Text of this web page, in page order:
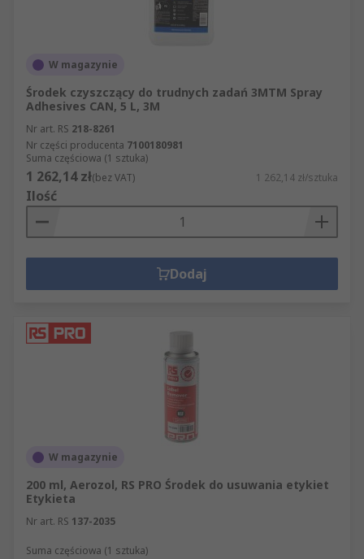
W magazynie
Środek czyszczący do trudnych zadań 3MTM Spray
Adhesives CAN, 5 L, 3M
Nr art. RS 218-8261
Nr części producenta 7100180981
Suma częściowa (1 sztuka)
1 262,14 zł(bez VAT) 1 262,14 zł/sztuka
Ilość
Dodaj
W magazynie
200 ml, Aerozol, RS PRO Środek do usuwania etykiet
Etykieta
Nr art. RS 137-2035
Suma częściowa (1 sztuka)